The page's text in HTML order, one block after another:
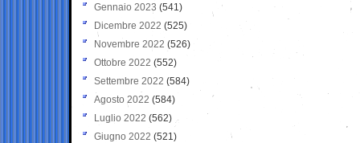
Gennaio 2023 (541)
Dicembre 2022 (525)
Novembre 2022 (526)
Ottobre 2022 (552)
Settembre 2022 (584)
Agosto 2022 (584)
Luglio 2022 (562)
Giugno 2022 (521)